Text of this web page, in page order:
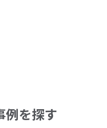
に役立つ資料を
ます
ンロード
例を探す